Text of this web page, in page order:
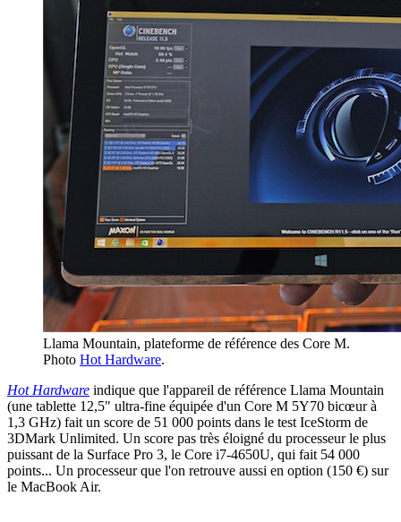
Llama Mountain, plateforme de référence des Core M.
Photo Hot Hardware.
Hot Hardware indique que l'appareil de référence Llama Mountain
(une tablette 12,5" ultra-fine équipée d'un Core M 5Y70 bicœur à
1,3 GHz) fait un score de 51 000 points dans le test IceStorm de
3DMark Unlimited. Un score pas très éloigné du processeur le plus
puissant de la Surface Pro 3, le Core i7-4650U, qui fait 54 000
points... Un processeur que l'on retrouve aussi en option (150 €) sur
le MacBook Air.